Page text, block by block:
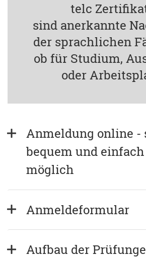
telc
sind anerkannte
der sprachlichen
ob für Studium,
oder
Anmeldung online -
bequem und
möglich
Anmeldeformular
Aufbau der